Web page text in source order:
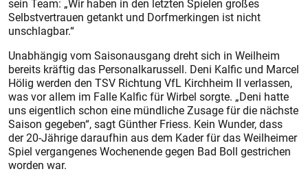
sein Team: „Wir haben in den letzten Spielen großes
Selbstvertrauen getankt und Dorfmerkingen ist nicht
unschlagbar.“
Unabhängig vom Saisonausgang dreht sich in Weilheim
bereits kräftig das Personalkarussell. Deni Kalfic und Marcel
Hölig werden den TSV Richtung VfL Kirchheim II verlassen,
was vor allem im Falle Kalfic für Wirbel sorgte. „Deni hatte
uns eigentlich schon eine mündliche Zusage für die nächste
Saison gegeben“, sagt Günther Friess. Kein Wunder, dass
der 20-Jährige daraufhin aus dem Kader für das Weilheimer
Spiel vergangenes Wochenende gegen Bad Boll gestrichen
worden war.